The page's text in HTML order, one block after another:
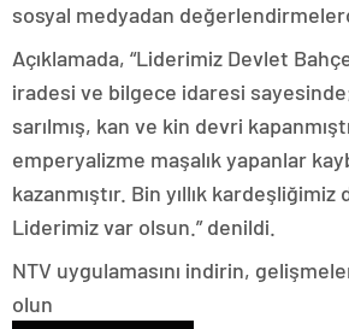
sosyal medyadan
Açıklamada, “Liderimiz Devlet
iradesi ve bilgece idaresi
sarılmış, kan ve kin devri
emperyalizme maşalık yapanlar
kazanmıştır. Bin yıllık kardeşliğimiz
Liderimiz var olsun.” denildi.
NTV uygulamasını indirin,
olun